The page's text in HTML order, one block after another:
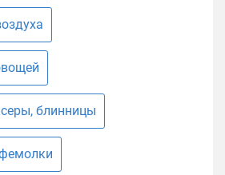
блинницы